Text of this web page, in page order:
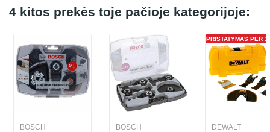
4 kitos prekės toje pačioje kategorijoje:
BOSCH BOSCH
PRISTATYMAS PER 1
DEWALT